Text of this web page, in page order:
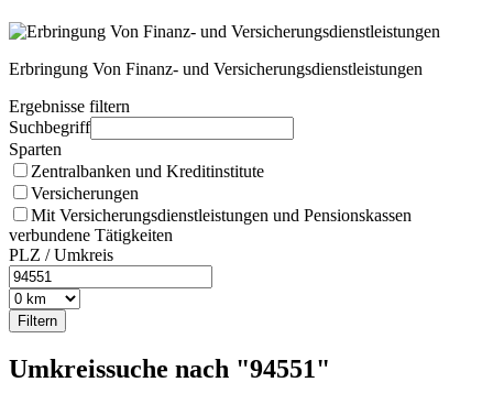
Erbringung Von Finanz- und Versicherungsdienstleistungen
Ergebnisse filtern
Suchbegriff
Sparten
Zentralbanken und Kreditinstitute
Versicherungen
Mit Versicherungsdienstleistungen und Pensionskassen
verbundene Tätigkeiten
PLZ / Umkreis
Umkreissuche nach "94551"